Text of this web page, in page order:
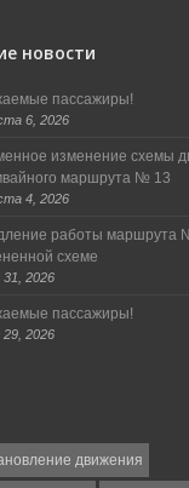
новости
пассажиры!
6, 2026
изменение схемы
маршрута № 13
4, 2026
работы маршрута
схеме
2026
пассажиры!
2026
движения